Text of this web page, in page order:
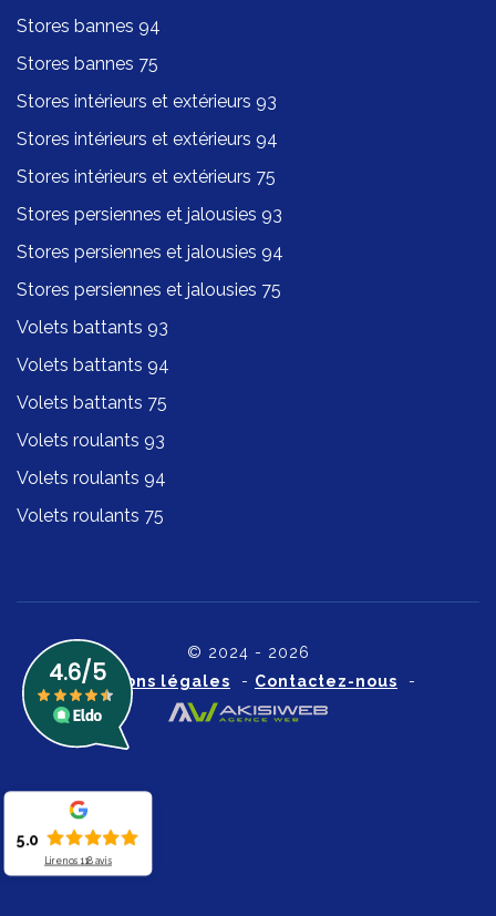
Stores bannes 94
Stores bannes 75
Stores intérieurs et extérieurs 93
Stores intérieurs et extérieurs 94
Stores intérieurs et extérieurs 75
Stores persiennes et jalousies 93
Stores persiennes et jalousies 94
Stores persiennes et jalousies 75
Volets battants 93
Volets battants 94
Volets battants 75
Volets roulants 93
Volets roulants 94
Volets roulants 75
© 2024 - 2026
Mentions légales - Contactez-nous -
5.0
Lire nos 118 avis